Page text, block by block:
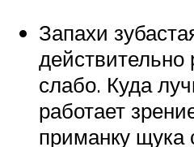
Запахи
действительно
слабо. Куда
работает
приманку щука